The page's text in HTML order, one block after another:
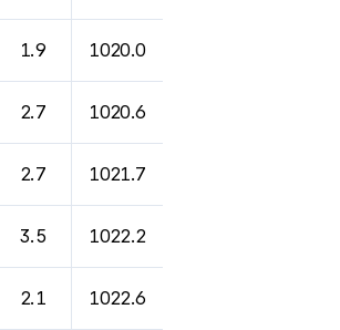
1.9 1020.0
2.7 1020.6
2.7 1021.7
3.5 1022.2
2.1 1022.6